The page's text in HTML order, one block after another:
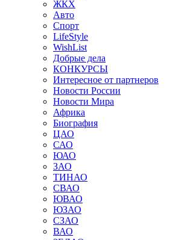
ЖКХ
Авто
Спорт
LifeStyle
WishList
Добрые дела
КОНКУРСЫ
Интересное от партнеров
Новости России
Новости Мира
Африка
Биография
ЦАО
САО
ЮАО
ЗАО
ТИНАО
СВАО
ЮВАО
ЮЗАО
СЗАО
ВАО